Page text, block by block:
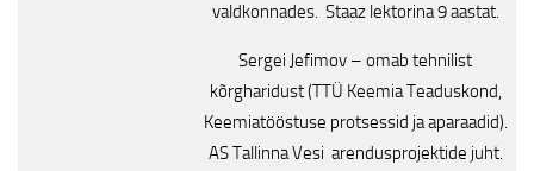
valdkonnades. Staaz lektorina 9 aastat.
Sergei Jefimov – omab tehnilist
kõrgharidust (TTÜ Keemia Teaduskond,
Keemiatööstuse protsessid ja aparaadid).
AS Tallinna Vesi arendusprojektide juht.